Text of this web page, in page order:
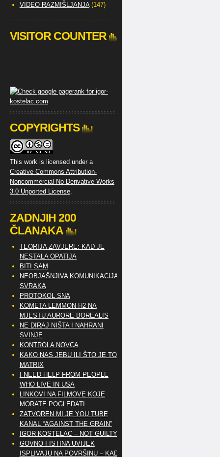
VIDEO RAZMIŠLJANJA(147)
VISITOR COUNTER
COPYRIGHTS
This work is licensed under a
Creative Commons Attribution-
Noncommercial-No Derivative Works
3.0 Unported License.
ZADNJIH 200
ČLANAKA
TEORIJA ZAVJERE: KAD JE
NESTALA OPATIJA
BITI SAM
NEOBJAŠNJIVA KOMUNIKACIJA
SVRAKA
PROTOKOL SNA
KOMETA LEMMON H2 NA
MJESTU AURORE BOREALIS
NE DIRAJ NIŠTA I NAHRANI
SVINJE
KONTROLA NOVCA
KAKO NAS JEBU ILI ŠTO JE TO
MATRIX
I NEED HELP FROM PEOPLE
WHO LIVE IN USA
LINKOVI NA FILMOVE KOJE
MORATE POGLEDATI
ZATVOREN MI JE YOU TUBE
KANAL “AGAINST THE GRAIN”
IGOR KOSTELAC – NOT GUILTY
GOVNO I ISTINA UVIJEK
ISPLIVAJU NA POVRŠINU – KAD